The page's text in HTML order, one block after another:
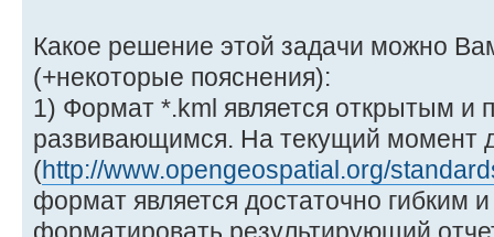
Какое решение этой задачи можно
(+некоторые пояснения):
1) Формат *.kml является открытым и
развивающимся. На текущий момент
(http://www.opengeospatial.org/
формат является достаточно гибким
форматировать результирующий